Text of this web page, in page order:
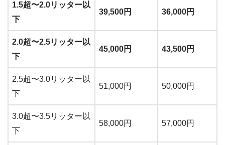
1.5超〜2.0リッター以
下
39,500円 36,000円
2.0超〜2.5リッター以
下
45,000円 43,500円
2.5超〜3.0リッター以
下
51,000円 50,000円
3.0超〜3.5リッター以
下
58,000円 57,000円